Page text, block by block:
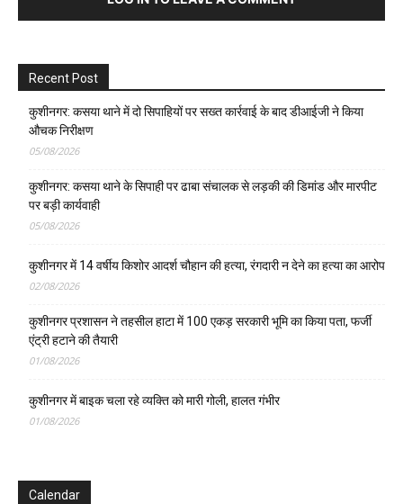
Recent Post
कुशीनगर: कसया थाने में दो सिपाहियों पर सख्त कार्रवाई के बाद डीआईजी ने किया
औचक निरीक्षण
05/08/2026
कुशीनगर: कसया थाने के सिपाही पर ढाबा संचालक से लड़की की डिमांड और मारपीट
पर बड़ी कार्यवाही
05/08/2026
कुशीनगर में 14 वर्षीय किशोर आदर्श चौहान की हत्या, रंगदारी न देने का हत्या का आरोप
02/08/2026
कुशीनगर प्रशासन ने तहसील हाटा में 100 एकड़ सरकारी भूमि का किया पता, फर्जी
एंट्री हटाने की तैयारी
01/08/2026
कुशीनगर में बाइक चला रहे व्यक्ति को मारी गोली, हालत गंभीर
01/08/2026
Calendar